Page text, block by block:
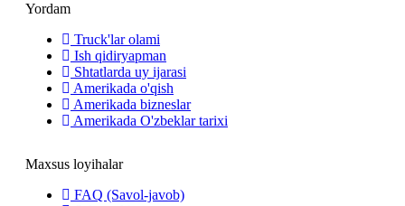
Yordam
Truck'lar olami
Ish qidiryapman
Shtatlarda uy ijarasi
Amerikada o'qish
Amerikada bizneslar
Amerikada O'zbeklar tarixi
Maxsus loyihalar
FAQ (Savol-javob)